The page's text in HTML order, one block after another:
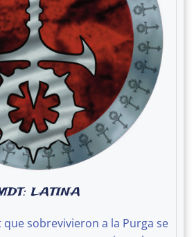
LATINA
que sobrevivieron a la Purga se